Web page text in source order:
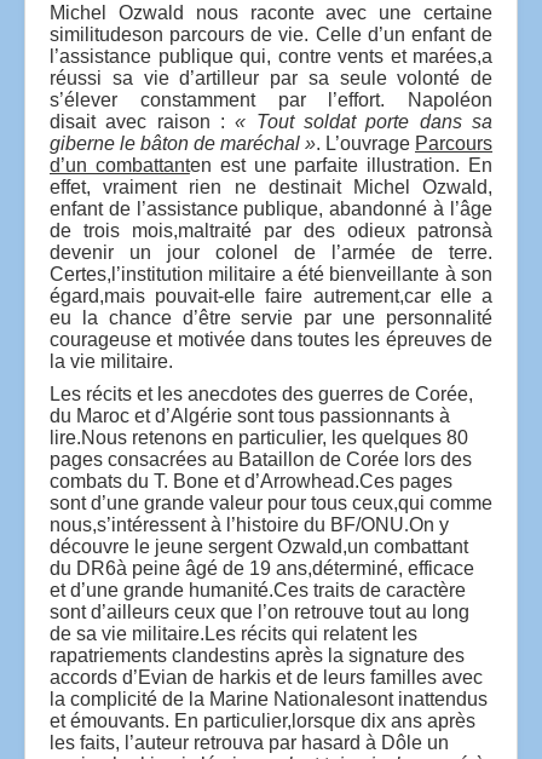
Michel Ozwald nous raconte avec une certaine
similitudeson parcours de vie. Celle d’un enfant de
l’assistance publique qui, contre vents et marées,a
réussi sa vie d’artilleur par sa seule volonté de
s’élever constamment par l’effort. Napoléon
disait avec raison :« Tout soldat porte dans sa
giberne le bâton de maréchal ». L’ouvrage Parcours
d’un combattanten est une parfaite illustration. En
effet, vraiment rien ne destinait Michel Ozwald,
enfant de l’assistance publique, abandonné à l’âge
de trois mois,maltraité par des odieux patronsà
devenir un jour colonel de l’armée de terre.
Certes,l’institution militaire a été bienveillante à son
égard,mais pouvait-elle faire autrement,car elle a
eu la chance d’être servie par une personnalité
courageuse et motivée dans toutes les épreuves de
la vie militaire.
Les récits et les anecdotes des guerres de Corée,
du Maroc et d’Algérie sont tous passionnants à
lire.Nous retenons en particulier, les quelques 80
pages consacrées au Bataillon de Corée lors des
combats du T. Bone et d’Arrowhead.Ces pages
sont d’une grande valeur pour tous ceux,qui comme
nous,s’intéressent à l’histoire du BF/ONU.On y
découvre le jeune sergent Ozwald,un combattant
du DR6à peine âgé de 19 ans,déterminé, efficace
et d’une grande humanité.Ces traits de caractère
sont d’ailleurs ceux que l’on retrouve tout au long
de sa vie militaire.Les récits qui relatent les
rapatriements clandestins après la signature des
accords d’Evian de harkis et de leurs familles avec
la complicité de la Marine Nationalesont inattendus
et émouvants. En particulier,lorsque dix ans après
les faits, l’auteur retrouva par hasard à Dôle un